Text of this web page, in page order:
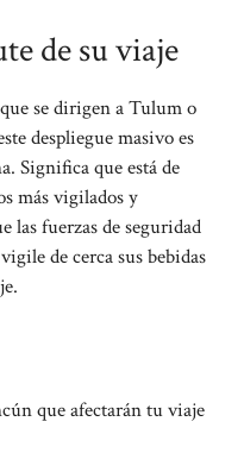
de su viaje
se dirigen a Tulum o
despliegue masivo es
Significa que está de
más vigilados y
las fuerzas de seguridad
de cerca sus bebidas
que afectarán tu viaje